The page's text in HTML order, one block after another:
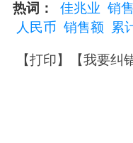
热词： 佳兆业 销
人民币 销售额 累
【打印】【我要纠